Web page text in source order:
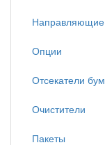
Направляющие
Опции
Отсекатели
Очистители
Пакеты